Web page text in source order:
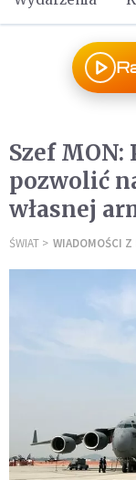
Szef
pozwolić
własnej
ŚWIAT WIADOMOŚCI Z